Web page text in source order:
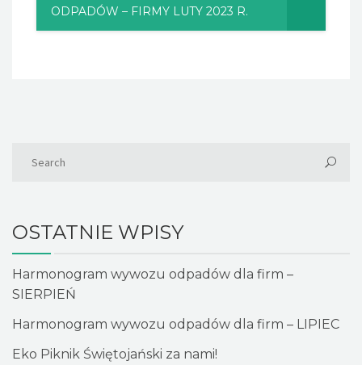
ODPADÓW – FIRMY LUTY 2023 R.
OSTATNIE WPISY
Harmonogram wywozu odpadów dla firm –
SIERPIEŃ
Harmonogram wywozu odpadów dla firm – LIPIEC
Eko Piknik Świętojański za nami!